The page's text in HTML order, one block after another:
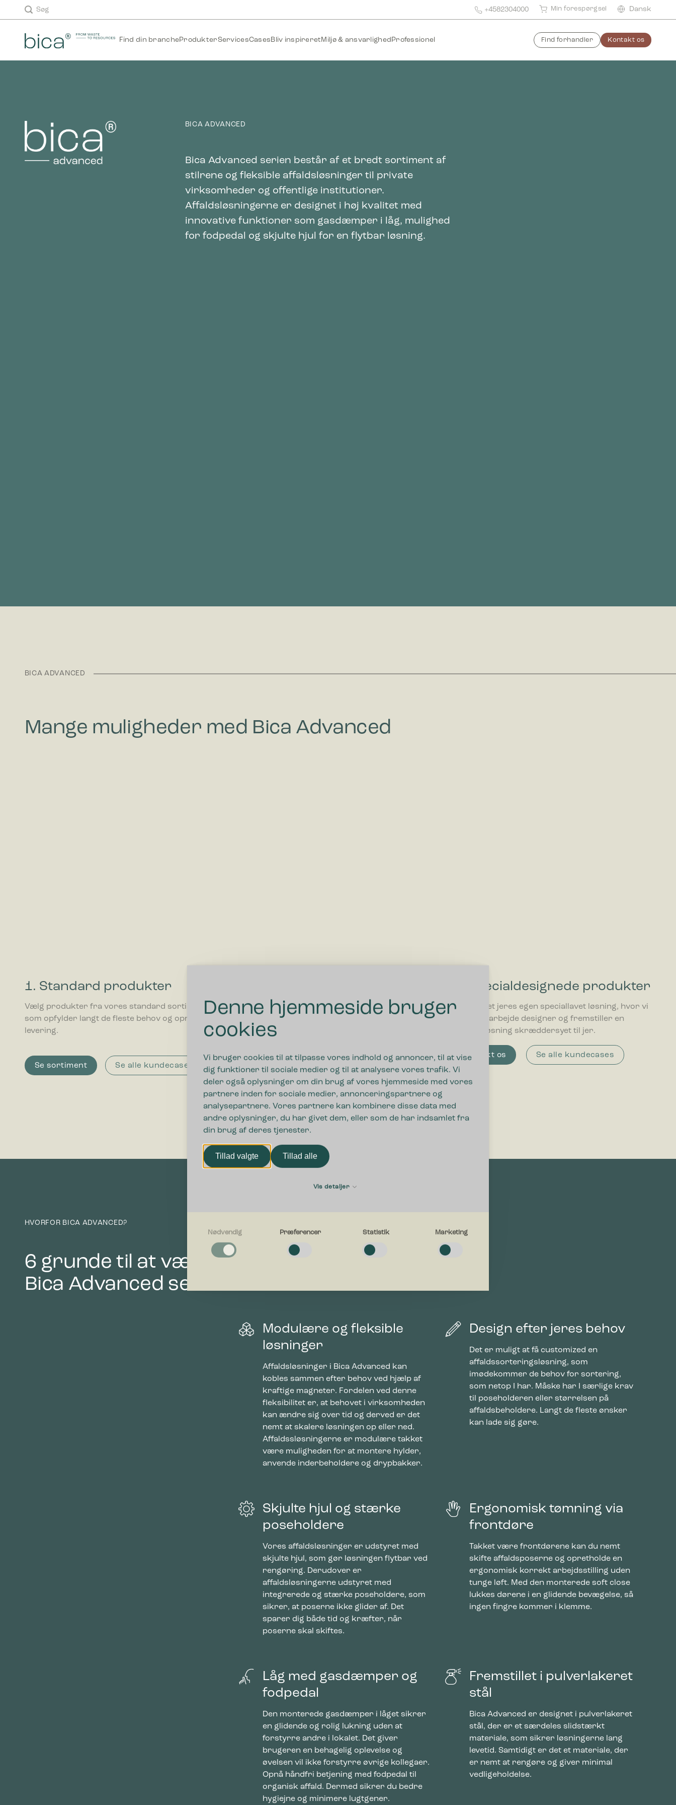
Denne hjemmeside bruger
cookies
Vi bruger cookies til at tilpasse vores indhold og annoncer, til at vise
dig funktioner til sociale medier og til at analysere vores trafik. Vi
deler også oplysninger om din brug af vores hjemmeside med vores
partnere inden for sociale medier, annonceringspartnere og
analysepartnere. Vores partnere kan kombinere disse data med
andre oplysninger, du har givet dem, eller som de har indsamlet fra
din brug af deres tjenester.
Tillad valgte Tillad alle
Vis detaljer
Nødvendig
Nødvendige cookies hjælper med at gøre en hjemmeside brugbar ved at aktivere
Statistiske cookies giver hjemmesideejere indsigt i brugernes interaktion med hjemmesiden,
ved at indsamle og rapportere oplysninger anonymt.
Marketing cookies bruges til at spore brugere på tværs af websites. Hensigten er at vise
annoncer, der er relevante og engagerende for den enkelte bruger, og dermed mere
værdifulde for udgivere og tredjeparts-annoncører.
Nødvendig Præferencer Statistik Marketing
to
Søg +4582304000 Min forespørgsel Dansk
Find din brancheProdukterServicesCases Bliv inspireret Miljø & ansvarlighed Professionel Find forhandler Kontakt os
BICA ADVANCED
Bica Advanced serien består af et bredt sortiment af
stilrene og fleksible affaldsløsninger til private
virksomheder og offentlige institutioner.
Affaldsløsningerne er designet i høj kvalitet med
innovative funktioner som gasdæmper i låg, mulighed
for fodpedal og skjulte hjul for en flytbar løsning.
BICA ADVANCED
Mange muligheder med Bica Advanced
1. Standard produkter
Vælg produkter fra vores standard sortiment,
som opfylder langt de fleste behov og opnå hurtig
levering.
Se sortiment Se alle kundecases
Vælg en specifik farve, et tilpasset låg eller
indkast, der opfylder jeres ønsker og behov (min.
bestilling på 24 stk.)
Kontakt os Se alle kundecases
3. Specialdesignede produkter
Få udviklet jeres egen speciallavet løsning, hvor vi
i tæt samarbejde designer og fremstiller en
effektiv løsning skræddersyet til jer.
Kontakt os Se alle kundecases
HVORFOR BICA ADVANCED?
6 grunde til at vælge produkter fra
Bica Advanced serien
Modulære og fleksible
løsninger
Affaldsløsninger i Bica Advanced kan
kobles sammen efter behov ved hjælp af
kraftige magneter. Fordelen ved denne
fleksibilitet er, at behovet i virksomheden
kan ændre sig over tid og derved er det
nemt at skalere løsningen op eller ned.
Affaldssløsningerne er modulære takket
være muligheden for at montere hylder,
anvende inderbeholdere og drypbakker.
Design efter jeres behov
Det er muligt at få customized en
affaldssorteringsløsning, som
imødekommer de behov for sortering,
som netop I har. Måske har I særlige krav
til poseholderen eller størrelsen på
affaldsbeholdere. Langt de fleste ønsker
kan lade sig gøre.
Skjulte hjul og stærke
poseholdere
Vores affaldsløsninger er udstyret med
skjulte hjul, som gør løsningen flytbar ved
rengøring. Derudover er
affaldsløsningerne udstyret med
integrerede og stærke poseholdere, som
sikrer, at poserne ikke glider af. Det
sparer dig både tid og kræfter, når
poserne skal skiftes.
Ergonomisk tømning via
frontdøre
Takket være frontdørene kan du nemt
skifte affaldsposerne og opretholde en
ergonomisk korrekt arbejdsstilling uden
tunge løft. Med den monterede soft close
lukkes dørene i en glidende bevægelse, så
ingen fingre kommer i klemme.
Låg med gasdæmper og
fodpedal
Den monterede gasdæmper i låget sikrer
en glidende og rolig lukning uden at
forstyrre andre i lokalet. Det giver
brugeren en behagelig oplevelse og
øvelsen vil ikke forstyrre øvrige kollegaer.
Opnå håndfri betjening med fodpedal til
organisk affald. Dermed sikrer du bedre
hygiejne og minimere lugtgener.
Fremstillet i pulverlakeret
stål
Bica Advanced er designet i pulverlakeret
stål, der er et særdeles slidstærkt
materiale, som sikrer løsningerne lang
levetid. Samtidigt er det et materiale, der
er nemt at rengøre og giver minimal
vedligeholdelse.